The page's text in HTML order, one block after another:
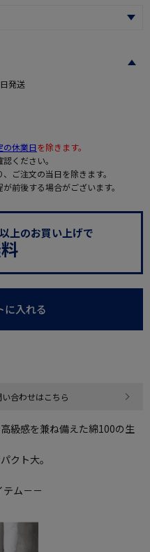
発送
の休業日を除きます。
ください。
ご注文の当日を除きます。
前後する場合がございます。
上のお買い上げで
に入れる
合わせはこちら
級感を兼ね備えた綿100の生
クト大。
テム－－